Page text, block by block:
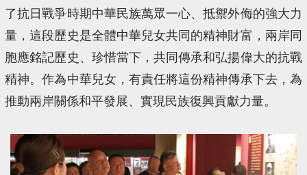
了抗日戰爭時期中華民族萬眾一心、抵禦外侮的強大力
量，這段歷史是全體中華兒女共同的精神財富，兩岸同
胞應銘記歷史、珍惜當下，共同傳承和弘揚偉大的抗戰
精神。作為中華兒女，有責任將這份精神傳承下去，為
推動兩岸關係和平發展、實現民族復興貢獻力量。